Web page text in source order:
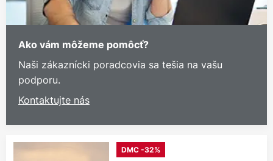
Ako vám môžeme pomôcť?
Naši zákaznícki poradcovia sa tešia na vašu
podporu.
Kontaktujte nás
DMC -32%